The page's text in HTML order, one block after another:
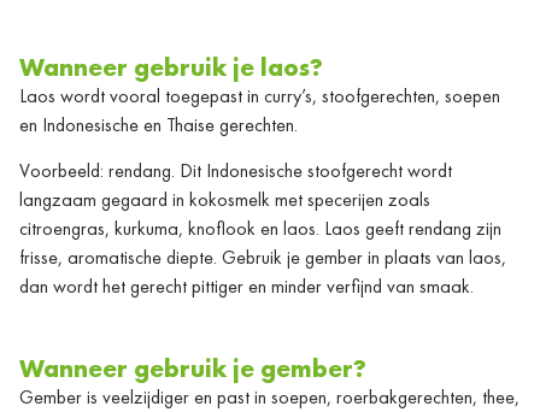
Wanneer gebruik je laos?
Laos wordt vooral toegepast in curry’s, stoofgerechten, soepen
en Indonesische en Thaise gerechten.
Voorbeeld: rendang. Dit Indonesische stoofgerecht wordt
langzaam gegaard in kokosmelk met specerijen zoals
citroengras, kurkuma, knoflook en laos. Laos geeft rendang zijn
frisse, aromatische diepte. Gebruik je gember in plaats van laos,
dan wordt het gerecht pittiger en minder verfijnd van smaak.
Wanneer gebruik je gember?
Gember is veelzijdiger en past in soepen, roerbakgerechten, thee,